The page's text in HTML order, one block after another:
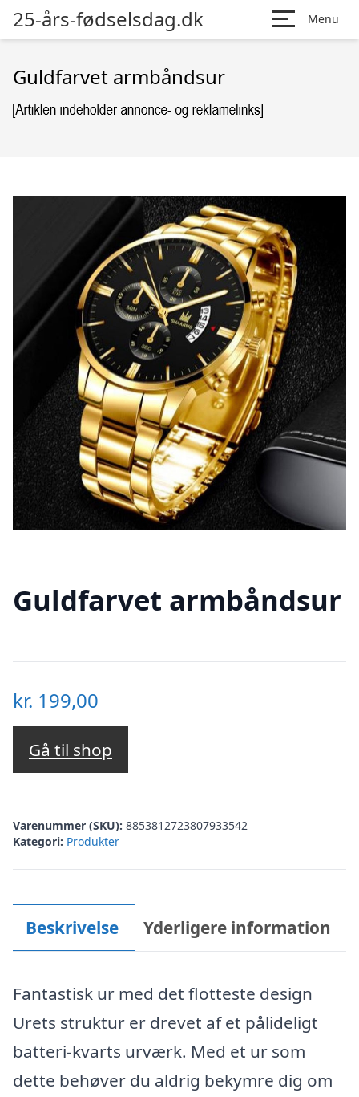
25-års-fødselsdag.dk Menu
Guldfarvet armbåndsur
Guldfarvet armbåndsur
kr. 199,00
Gå til shop
Varenummer (SKU): 8853812723807933542
Kategori: Produkter
Beskrivelse Yderligere information
Fantastisk ur med det flotteste design
Urets struktur er drevet af et pålideligt
batteri-kvarts urværk. Med et ur som
dette behøver du aldrig bekymre dig om